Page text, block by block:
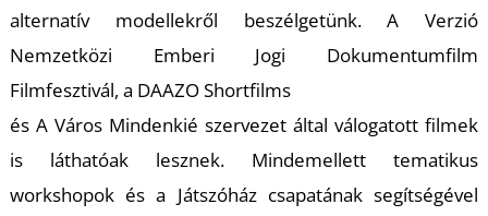
alternatív modellekről beszélgetünk. A Verzió
Nemzetközi Emberi Jogi Dokumentumfilm
Filmfesztivál, a DAAZO Shortfilms
és A Város Mindenkié szervezet által válogatott filmek
is láthatóak lesznek. Mindemellett tematikus
workshopok és a Játszóház csapatának segítségével